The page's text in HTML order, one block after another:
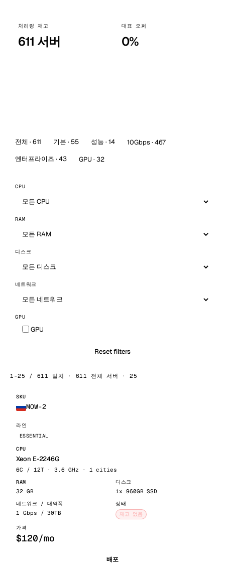
처리량 재고
611 서버
대표 오퍼
0%
전체 · 611 기본 · 55 성능 · 14
10Gbps · 467
엔터프라이즈 · 43
GPU · 32
CPU
RAM
디스크
네트워크
GPU
GPU
Reset filters
1-25 / 611 일치 · 611 전체 서버 · 25
MOW-2
ESSENTIAL
Xeon E-2246G
6C / 12T · 3.6 GHz · 1 cities
32 GB 1x 960GB SSD
1 Gbps / 30TB 재고 없음
$120/mo
배포